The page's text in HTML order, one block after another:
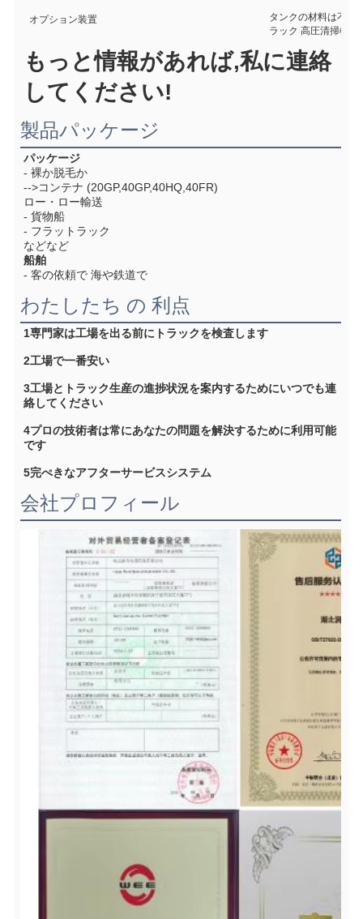
オプション装置
タンクの材料は不??
ラック 高圧清掃機能
もっと情報があれば,私に連絡
してください!
製品パッケージ
パッケージ
- 裸か脱毛か
-->コンテナ (20GP,40GP,40HQ,40FR)
ロー・ロー輸送
- 貨物船
- フラットラック
などなど
船舶
- 客の依頼で 海や鉄道で
わたしたち の 利点
1専門家は工場を出る前にトラックを検査します
2工場で一番安い
3工場とトラック生産の進捗状況を案内するためにいつでも連
絡してください
4プロの技術者は常にあなたの問題を解決するために利用可能
です
5完ぺきなアフターサービスシステム
会社プロフィール